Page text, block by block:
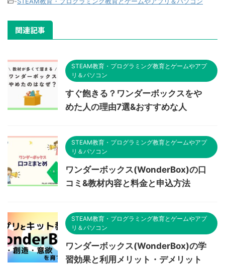
関連記事
STEAM教育・プログラミング教育とゲームやアプ
リ＆パソコン
すぐ飽きる？ワンダーボックスをや
めた人の理由7選&おすすめな人
STEAM教育・プログラミング教育とゲームやアプ
リ＆パソコン
ワンダーボックス(WonderBox)の口
コミ&教材内容と料金と申込方法
STEAM教育・プログラミング教育とゲームやアプ
リ＆パソコン
ワンダーボックス(WonderBox)の学
習効果と利用メリット・デメリット